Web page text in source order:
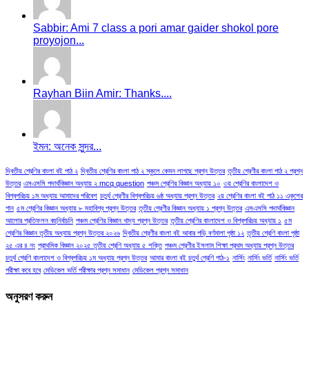
Sabbir: Ami 7 class a pori amar gaider shokol pore
proyojon...
Rayhan Biin Amir: Thanks....
ইমন: অনেক সুন্দর...
দ্বিতীয় শ্রেণির বাংলা বই পাঠ ২ দ্বিতীয় শ্রেণির বাংলা পাঠ ২ স্কুলে কেমন লাগছে প্রশ্ন উত্তর তৃতীয় শ্রেণীর বাংলা পাঠ ২ প্রশ্ন
উত্তর এসএসসি পদার্থবিজ্ঞান অধ্যায় ২ mcq question পঞ্চম শ্রেণির বিজ্ঞান অধ্যায় ১০ ৩য় শ্রেণির বাংলাদেশ ও
বিশ্বপরিচয় ১ম অধ্যায় আমাদের পরিবেশ চতুর্থ শ্রেণীর বিশ্বপরিচয় ৬ষ্ঠ অধ্যায় প্রশ্ন উত্তর ২য় শ্রেণির বাংলা বই পাঠ ১১ একুশের
গান ৫ম শ্রেণির বিজ্ঞান অধ্যায় ৮ মহাবিশ্ব প্রশ্ন উত্তর তৃতীয় শ্রেণীর বিজ্ঞান অধ্যায় ১ প্রশ্ন উত্তর এসএসসি পদার্থবিজ্ঞান
আলোর প্রতিফলন বহুনির্বাচনি পঞ্চম শ্রেণির বিজ্ঞান খাদ্য প্রশ্ন উত্তর তৃতীয় শ্রেণির বাংলাদেশ ও বিশ্বপরিচয় অধ্যায় ১ ৫ম
শ্রেণির বিজ্ঞান তৃতীয় অধ্যায় প্রশ্ন উত্তর ২০২৬ দ্বিতীয় শ্রেণীর বাংলা বই আবার পড়ি বর্ণমালা পৃষ্ঠা ১২ তৃতীয় শ্রেণি বাংলা পৃষ্ঠা
২৫ এর ৪ নং প্রাথমিক বিজ্ঞান ২০২৫ তৃতীয় শ্রেণি অধ্যায় ৫ শক্তি পঞ্চম শ্রেণীর ইসলাম শিক্ষা প্রথম অধ্যায় প্রশ্ন উত্তর
চতুর্থ শ্রেণি বাংলাদেশ ও বিশ্বপরিচয় ১ম অধ্যায় প্রশ্ন উত্তর আমার বাংলা বই চতুর্থ শ্রেণি পাঠ-১ নার্সিং নার্সিং ভর্তি নার্সিং ভর্তি
পরীক্ষা কবে হবে মেডিকেল ভর্তি পরীক্ষার প্রশ্ন সমাধান মেডিকেল প্রশ্ন সমাধান
অনুসরণ করুন